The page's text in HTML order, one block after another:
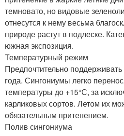
темновато, но видовые
отнесутся к нему весьма
природе растут в подлеске.
южная экспозиция.
Температурный режим
Предпочтительно
года. Сингониумы легко
температуры до +15°С, за
карликовых сортов. Летом их
обязательным притенением.
Полив сингониума